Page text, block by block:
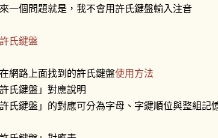
一個問題就是，我不會用許氏鍵盤輸入注音
網路上面找到的許氏鍵盤使用方法
許氏鍵盤」對應說明
許氏鍵盤」的對應可分為字母、字鍵順位與整組記